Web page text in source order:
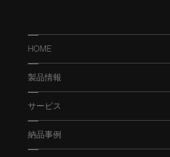
HOME
製品情報
サービス
納品事例